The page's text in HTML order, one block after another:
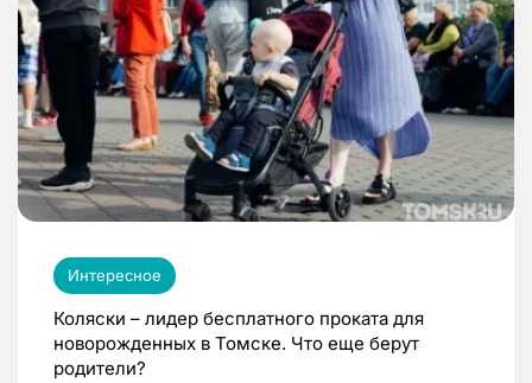
Интересное
Коляски – лидер бесплатного проката для
новорожденных в Томске. Что еще берут
родители?